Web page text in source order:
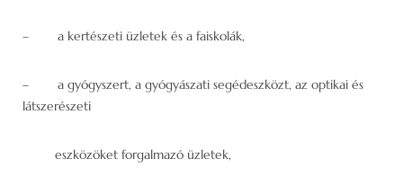
– a kertészeti üzletek és a faiskolák,
– a gyógyszert, a gyógyászati segédeszközt, az optikai és
látszerészeti
eszközöket forgalmazó üzletek,